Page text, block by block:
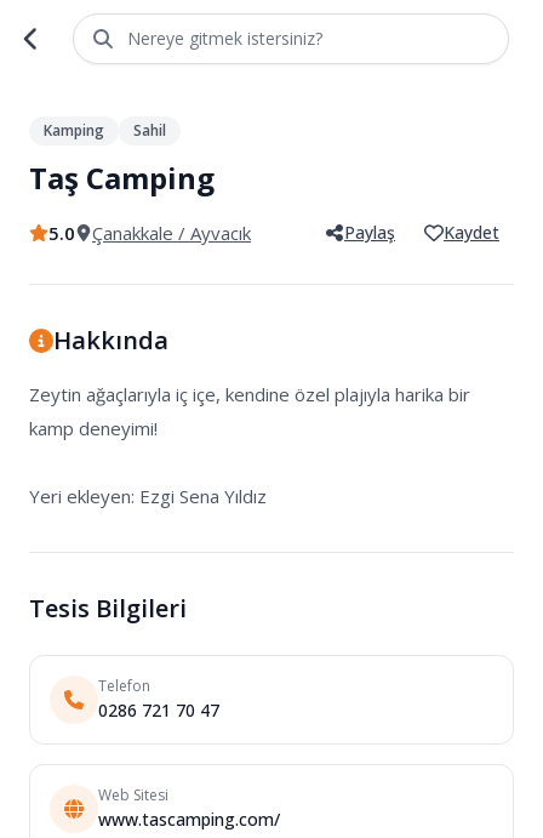
Nereye gitmek istersiniz?
/3
Kamping Sahil
Taş Camping
5.0 Çanakkale / Ayvacık Paylaş Kaydet
Hakkında
Zeytin ağaçlarıyla iç içe, kendine özel plajıyla harika bir
kamp deneyimi!
Yeri ekleyen: Ezgi Sena Yıldız
Tesis Bilgileri
Telefon
0286 721 70 47
Web Sitesi
www.tascamping.com/